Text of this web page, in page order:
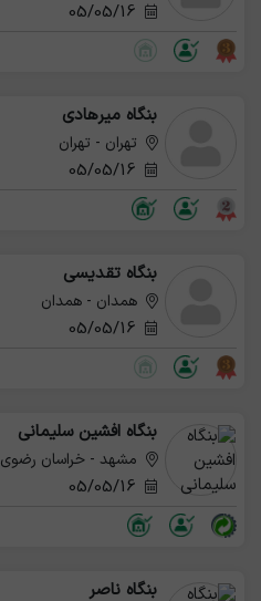
05/05/16
بنگاه میرهادی
تهران - تهران
05/05/16
بنگاه تقدیسی
همدان - همدان
05/05/16
بنگاه افشین سلیمانی
مشهد - خراسان رضوی
05/05/16
بنگاه ناصر